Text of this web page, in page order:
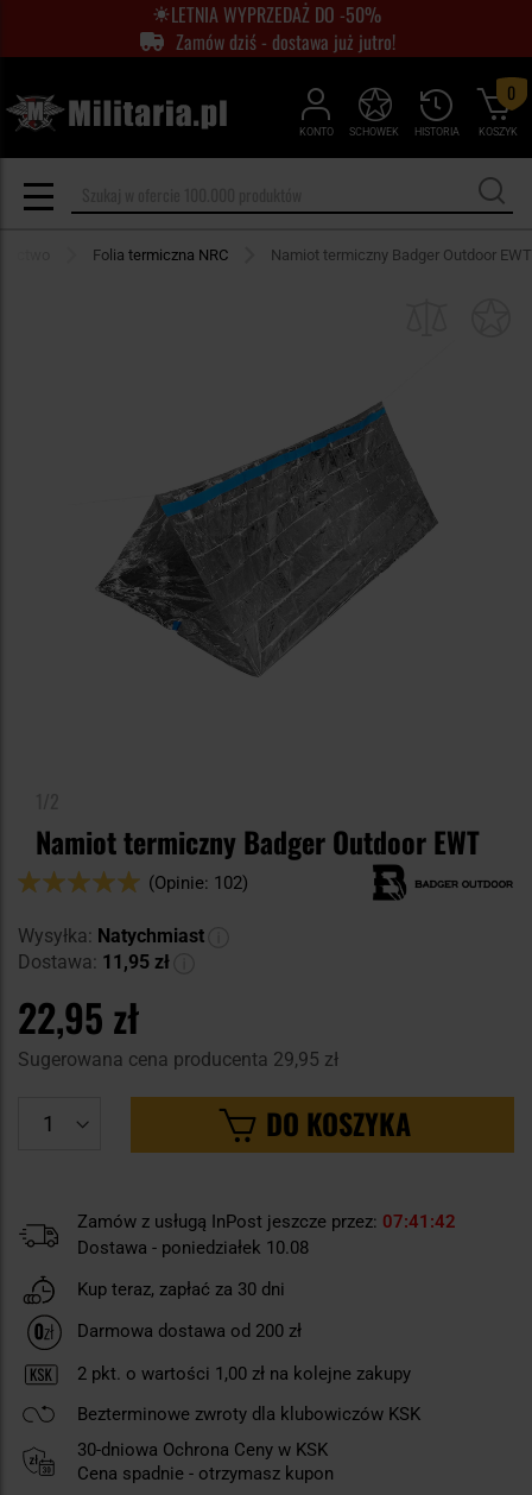
LETNIA WYPRZEDAŻ DO -50%
Zamów dziś - dostawa już jutro!
KONTO HISTORIA
SCHOWEK KOSZYK
0
Folia termiczna NRC Namiot termiczny Badger Outdoor EWT
Namiot termiczny Badger Outdoor EWT
Ocena:
(Opinie: 102)
Wysyłka: Natychmiast
Dostawa: 11,95 zł
22,95 zł
Sugerowana cena producenta 29,95 zł
DO KOSZYKA
Zamów z usługą InPost jeszcze przez: 07 41 42
Dostawa - poniedziałek 10.08
Kup teraz, zapłać za 30 dni
Darmowa dostawa od 200 zł
2 pkt. o wartości 1,00 zł na kolejne zakupy
Bezterminowe zwroty dla klubowiczów KSK
30-dniowa Ochrona Ceny w KSK
Cena spadnie - otrzymasz kupon